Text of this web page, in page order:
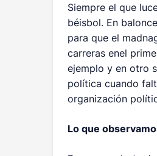
Siempre el que
béisbol. En
para que el
carreras enel
ejemplo y en otro
política cuando
organización
Lo que